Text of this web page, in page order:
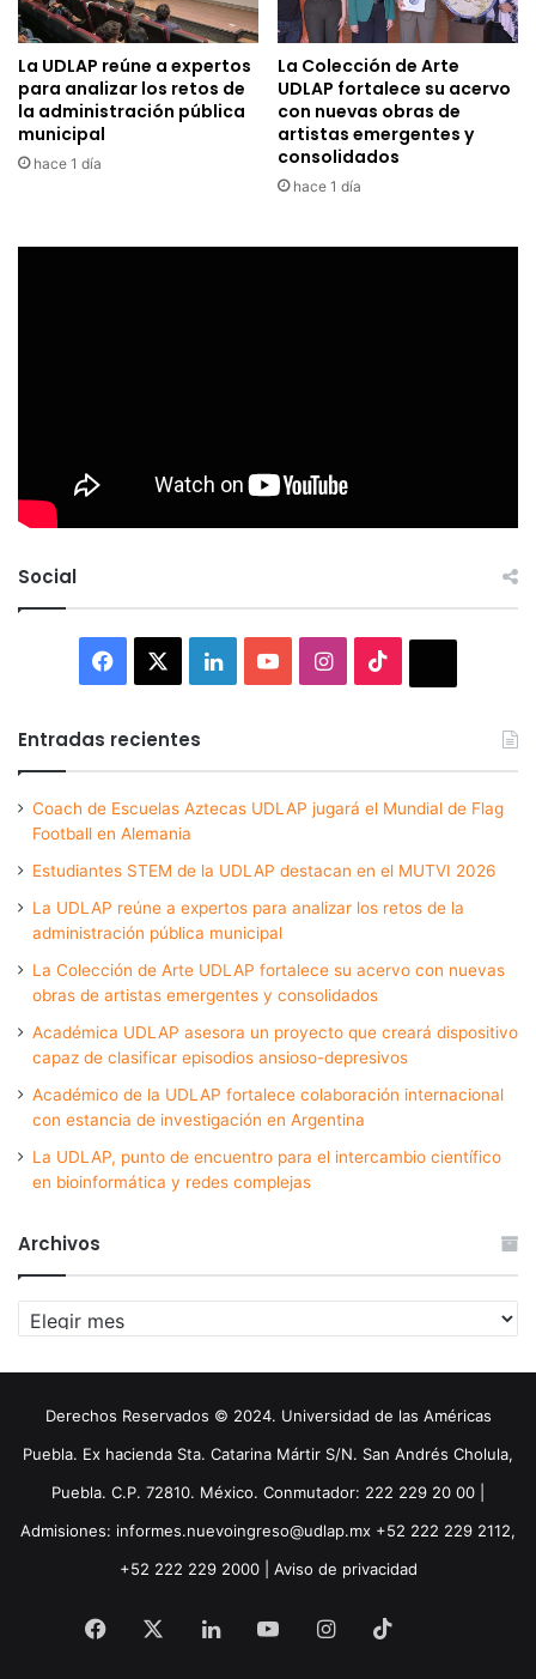
La UDLAP reúne a expertos
para analizar los retos de
la administración pública
municipal
hace 1 día
La Colección de Arte
UDLAP fortalece su acervo
con nuevas obras de
artistas emergentes y
consolidados
hace 1 día
Social
Facebook LinkedInYouTubeInstagram
Entradas recientes
Coach de Escuelas Aztecas UDLAP jugará el Mundial de Flag
Football en Alemania
Estudiantes STEM de la UDLAP destacan en el MUTVI 2026
La UDLAP reúne a expertos para analizar los retos de la
administración pública municipal
La Colección de Arte UDLAP fortalece su acervo con nuevas
obras de artistas emergentes y consolidados
Académica UDLAP asesora un proyecto que creará dispositivo
capaz de clasificar episodios ansioso-depresivos
Académico de la UDLAP fortalece colaboración internacional
con estancia de investigación en Argentina
La UDLAP, punto de encuentro para el intercambio científico
en bioinformática y redes complejas
Archivos
Archivos
Derechos Reservados © 2024. Universidad de las Américas
Puebla. Ex hacienda Sta. Catarina Mártir S/N. San Andrés Cholula,
Puebla. C.P. 72810. México. Conmutador: 222 229 20 00 |
Admisiones: informes.nuevoingreso@udlap.mx +52 222 229 2112,
+52 222 229 2000 | Aviso de privacidad
Facebook LinkedInYouTubeInstagram